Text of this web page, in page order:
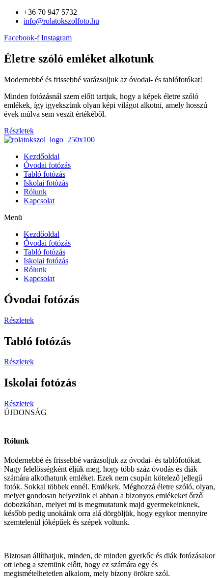
+36 70 947 5732
info@rolatokszolfoto.hu
Facebook-f Instagram
Életre szóló emléket alkotunk
Modernebbé és frissebbé varázsoljuk az óvodai- és tablófotókat!
Minden fotózásnál szem előtt tartjuk, hogy a képek életre szóló
emlékek, így igyekszünk olyan képi világot alkotni, amely hosszú
évek múlva sem veszít értékéből.
Részletek
Kezdőoldal
Óvodai fotózás
Tabló fotózás
Iskolai fotózás
Rólunk
Kapcsolat
Menü
Kezdőoldal
Óvodai fotózás
Tabló fotózás
Iskolai fotózás
Rólunk
Kapcsolat
Óvodai fotózás
Részletek
Tabló fotózás
Részletek
Iskolai fotózás
Részletek
ÚJDONSÁG
Rólunk
Modernebbé és frissebbé varázsoljuk az óvodai- és tablófotókat.
Nagy felelősségként éljük meg, hogy több száz óvodás és diák
számára alkothatunk emléket. Ezek nem csupán kötelező jellegű
fotók. Sokkal többek ennél. Emlékek. Méghozzá életre szóló, olyan,
melyet gondosan helyezünk el abban a bizonyos emlékeket őrző
dobozkában, melyet mi is megmutatunk majd gyermekeinknek,
később pedig unokáink orra alá dörgöljük, hogy egykor mennyire
szemtelenül jóképűek és szépek voltunk.
Biztosan állíthatjuk, minden, de minden gyerkőc és diák fotózásakor
ott lebeg a szemünk előtt, hogy ez számára egy és
megismételhetetlen alkalom, mely bizony örökre szól.